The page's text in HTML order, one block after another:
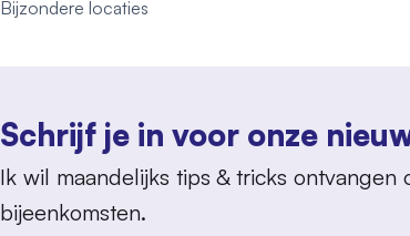
Bijzondere locaties
Schrijf je in voor onze
Ik wil maandelijks tips & tricks ontvangen
bijeenkomsten.